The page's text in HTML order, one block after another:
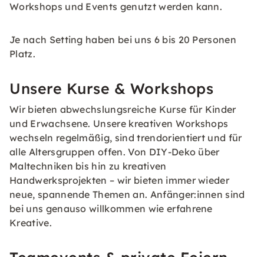
Workshops und Events genutzt werden kann.
Je nach Setting haben bei uns 6 bis 20 Personen
Platz.
Unsere Kurse & Workshops
Wir bieten abwechslungsreiche Kurse für Kinder
und Erwachsene. Unsere kreativen Workshops
wechseln regelmäßig, sind trendorientiert und für
alle Altersgruppen offen. Von DIY-Deko über
Maltechniken bis hin zu kreativen
Handwerksprojekten – wir bieten immer wieder
neue, spannende Themen an. Anfänger:innen sind
bei uns genauso willkommen wie erfahrene
Kreative.